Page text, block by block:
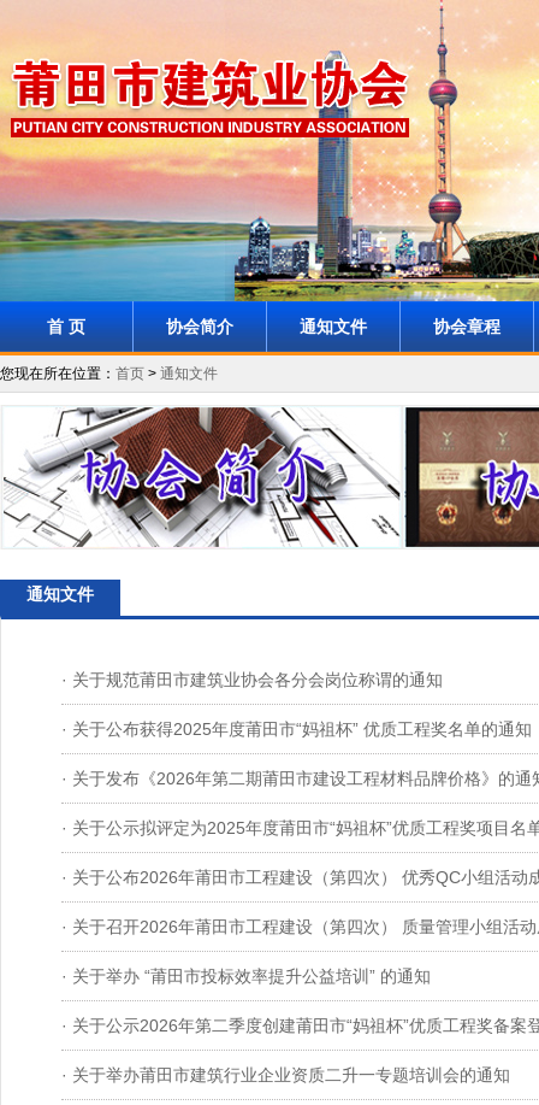
首 页 协会简介 通知文件 协会章程
您现在所在位置： 首页 > 通知文件
通知文件
· 关于规范莆田市建筑业协会各分会岗位称谓的通知
· 关于公布获得2025年度莆田市“妈祖杯” 优质工程奖名单的通知
· 关于发布《2026年第二期莆田市建设工程材料品牌价格》的通
· 关于公示拟评定为2025年度莆田市“妈祖杯”优质工程奖项目名
· 关于公布2026年莆田市工程建设（第四次） 优秀QC小组活动
· 关于召开2026年莆田市工程建设（第四次） 质量管理小组活
· 关于举办 “莆田市投标效率提升公益培训” 的通知
· 关于公示2026年第二季度创建莆田市“妈祖杯”优质工程奖备案
· 关于举办莆田市建筑行业企业资质二升一专题培训会的通知